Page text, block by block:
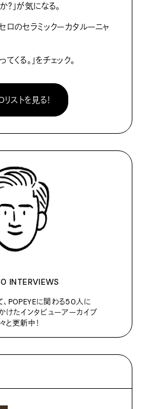
？」が気になる。
セロのセラミックーカタルーニャ
くる。」をチェック。
ストを見る！
INTERVIEWS
POPEYEに関わる50人に
たインタビューアーカイブ
と更新中！